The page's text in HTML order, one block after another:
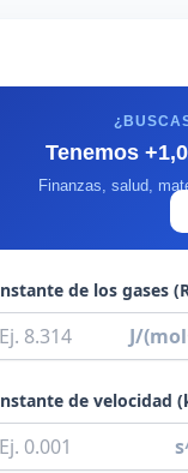
Tenemos
Finanzas, salud,
de los gases
J/
de velocidad